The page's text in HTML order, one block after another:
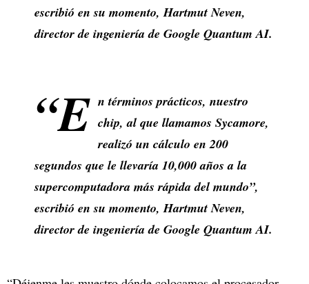
escribió en su momento, Hartmut Neven,
director de ingeniería de Google Quantum AI.
“E n términos prácticos, nuestro
chip, al que llamamos Sycamore,
realizó un cálculo en 200
segundos que le llevaría 10,000 años a la
supercomputadora más rápida del mundo”,
escribió en su momento, Hartmut Neven,
director de ingeniería de Google Quantum AI.